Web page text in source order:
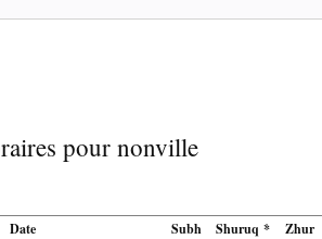
pour nonville
Date Subh Shuruq * Zhur